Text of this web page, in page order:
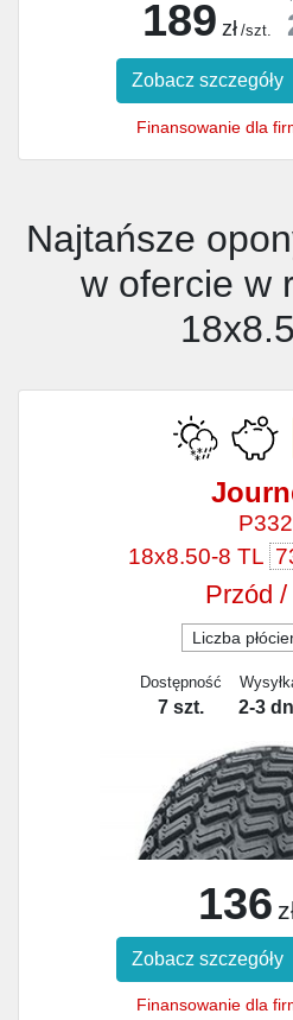
189 zł /szt.
Zobacz szczegóły
Finansowanie dla
Najtańsze
w ofercie w
P332
18x8.50-8 TL
Przód /
Liczba
Dostępność
7 szt. 2-3
136
Zobacz szczegóły
Finansowanie dla